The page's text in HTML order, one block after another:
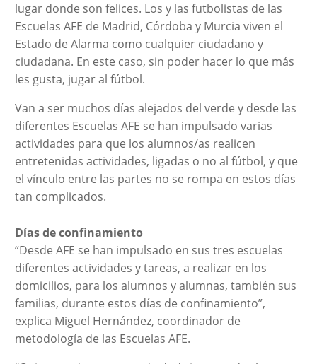
lugar donde son felices. Los y las futbolistas de las
Escuelas AFE de Madrid, Córdoba y Murcia viven el
Estado de Alarma como cualquier ciudadano y
ciudadana. En este caso, sin poder hacer lo que más
les gusta, jugar al fútbol.
Van a ser muchos días alejados del verde y desde las
diferentes Escuelas AFE se han impulsado varias
actividades para que los alumnos/as realicen
entretenidas actividades, ligadas o no al fútbol, y que
el vínculo entre las partes no se rompa en estos días
tan complicados.
Días de confinamiento
“Desde AFE se han impulsado en sus tres escuelas
diferentes actividades y tareas, a realizar en los
domicilios, para los alumnos y alumnas, también sus
familias, durante estos días de confinamiento”,
explica Miguel Hernández, coordinador de
metodología de las Escuelas AFE.